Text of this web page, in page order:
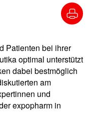
Patienten bei ihrer
optimal unterstützt
dabei bestmöglich
am
und
expopharm in